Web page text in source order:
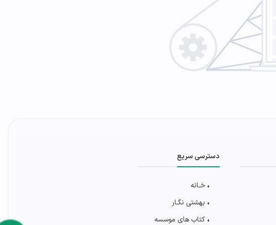
دسترسی سریع
• خـانه
• بهشتی‌ نگـار
• کتاب های موسسه